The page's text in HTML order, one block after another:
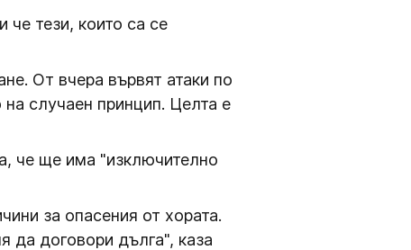
че тези, които са се
От вчера вървят атаки по
случаен принцип. Целта е
че ще има "изключително
за опасения от хората.
да договори дълга", каза